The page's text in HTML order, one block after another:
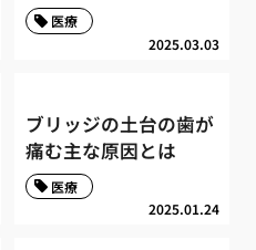
2025.03.03
医療
ブリッジの土台の歯が
痛む主な原因とは
2025.01.24
医療